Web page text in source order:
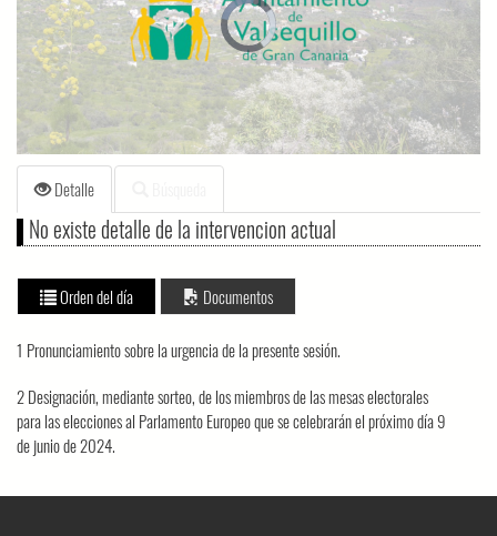
Video
Player
is
loading.
Detalle
No existe detalle de la intervencion actual
Orden del día Documentos
1 Pronunciamiento sobre la urgencia de la presente sesión.
2 Designación, mediante sorteo, de los miembros de las mesas electorales
para las elecciones al Parlamento Europeo que se celebrarán el próximo día 9
de junio de 2024.